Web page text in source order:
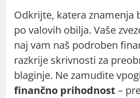
Odkrijte, katera znamenja
po valovih obilja. Vaše
naj vam naš podroben
razkrije skrivnosti za
blaginje. Ne zamudite
finančno prihodnost –